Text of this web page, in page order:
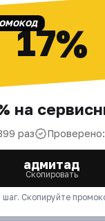
17%
на
раз
адмитад
Скопировать
шаг. Скопируйте